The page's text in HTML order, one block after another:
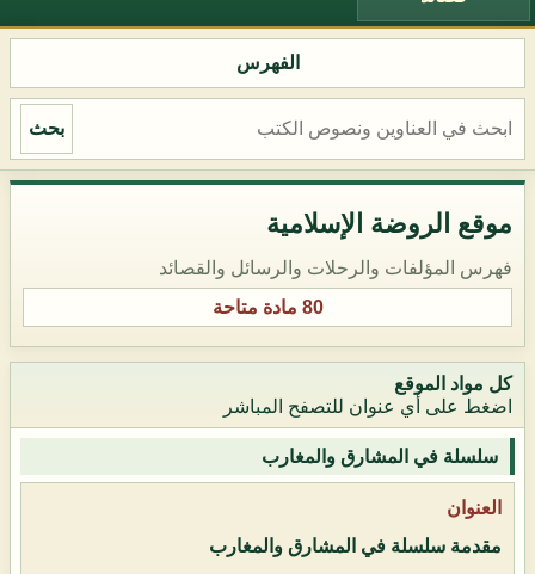
الفهرس
بحث
موقع الروضة الإسلامية
فهرس المؤلفات والرحلات والرسائل والقصائد
80 مادة متاحة
كل مواد الموقع
اضغط على أي عنوان للتصفح المباشر
سلسلة في المشارق والمغارب
مقدمة سلسلة في المشارق والمغارب